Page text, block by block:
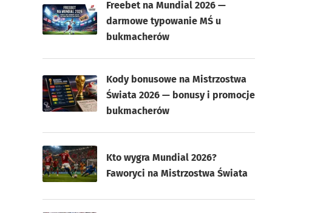
Freebet na Mundial 2026 —
darmowe typowanie MŚ u
bukmacherów
Kody bonusowe na Mistrzostwa
Świata 2026 — bonusy i promocje
bukmacherów
Kto wygra Mundial 2026?
Faworyci na Mistrzostwa Świata